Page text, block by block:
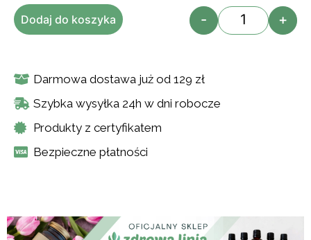
- +
Dodaj do koszyka
Darmowa dostawa już od 129 zł
Szybka wysyłka 24h w dni robocze
Produkty z certyfikatem
Bezpieczne płatności